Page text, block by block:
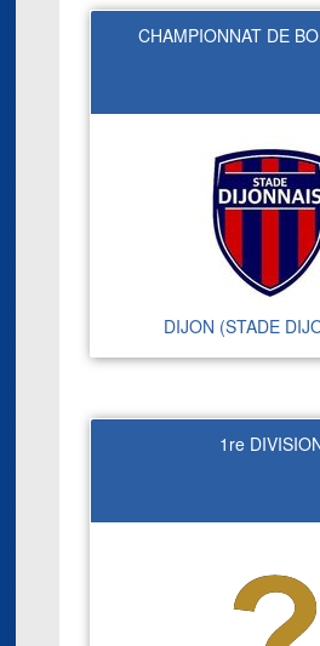
CHAMPIONNAT DE
DIJON (STADE
1re